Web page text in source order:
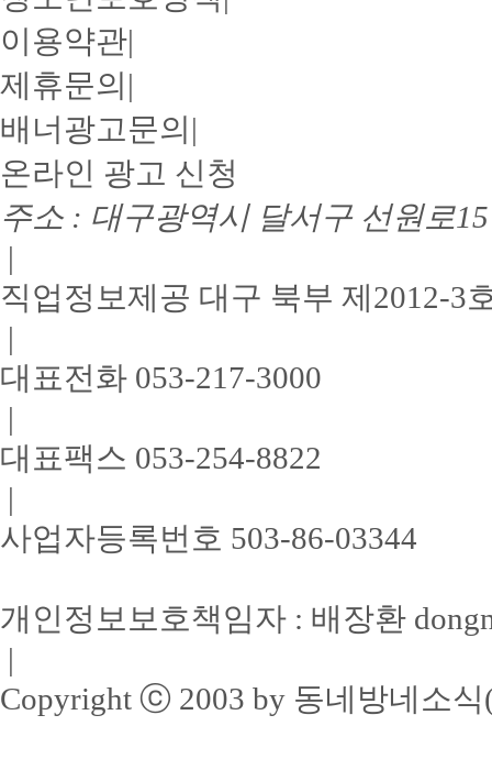
이용약관|
제휴문의 |
배너광고문의 |
온라인 광고 신청
주소 : 대구광역시 달서구 선원로
|
직업정보제공 대구 북부 제2012-3
|
대표전화 053-217-3000
|
대표팩스 053-254-8822
|
사업자등록번호 503-86-03344
개인정보보호책임자 : 배장환
|
Copyright ⓒ 2003 by 동네방네소식